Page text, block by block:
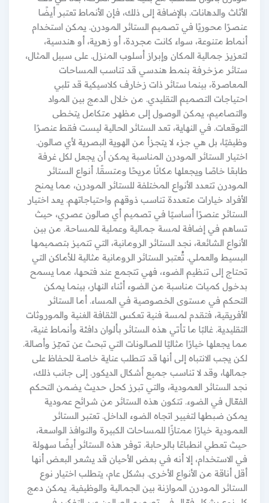
الأثاث والدهانات. بالإضافة إلى ذلك، فإن الأنماط تعتبر أيضًا
عنصرًا محوريًا في تصميم الستائر المودرن. يمكن استخدام
أنماط متنوعة، سواء كانت مجردة، أو زهرية، أو هندسية،
لتعزيز جمالية المكان وإبراز أسلوب المنزل. على سبيل المثال،
ستائر مزخرفة بنمط هندسي قد تناسب المساحات
المعاصرة، بينما ستائر ذات زخارف كلاسيكية قد تلبي
احتياجات التصميم التقليدي. من خلال الدمج بين المواد
والتصاميم، يمكن الوصول إلى مظهر متكامل يتخطى
التوقعات. في النهاية، تعد الستائر الحالية ليست فقط عنصرًا
وظيفيًا، بل هي جزء لا يتجزأ من الهوية البصرية لأي صالون.
اختيار الستائر المودرن المناسبة يمكن أن يجعل لكل غرفة
طابعًا خاصًا ويجعلها مكانًا مريحًا ومتسقًا. أنواع الستائر
المودرن تتعدد الأنواع المختلفة للستائر المودرن، مما يمنح
الأفراد خيارات متعددة تناسب ذوقهم واحتياجاتهم. يعد اختيار
الستائر عنصرًا أساسيًا في تصميم أي صالون عصري، حيث
تساهم في إضافة لمسة جمالية وعملية للمساحة. من بين
الأنواع الشائعة، نجد الستائر الرومانية، التي تتميز بتصميمها
البسيط والعملي. تُعتبر الستائر الرومانية مثالية للأماكن التي
تحتاج إلى تنظيم الضوء، فهي تتجمع عند فتحها، مما يسمح
بدخول كميات مناسبة من الضوء أثناء النهار، بينما يمكن
التحكم في مستوى الخصوصية في المساء. أما الستائر
الأفريقية، فتقدم لمسة فنية تعكس الثقافة الغنية والموروثات
التقليدية. غالبًا ما تأتي هذه الستائر بألوان دافئة وأنماط غنية،
مما يجعلها خيارًا مثاليًا للصالونات التي تبحث عن تميّز وأصالة.
لكن يجب الانتباه إلى أنها قد تتطلب عناية خاصة للحفاظ على
جمالها، وقد لا تناسب جميع أشكال الديكور. إلى جانب ذلك،
نجد الستائر العمودية، والتي تبرز كحل حديث يضمن التحكم
الفعّال في الضوء. تتكون هذه الستائر من شرائح عمودية
يمكن ضبطها لتغيير اتجاه الضوء الداخل. تعتبر الستائر
العمودية خيارًا ممتازًا للمساحات الكبيرة والنوافذ الواسعة،
حيث تعطي انطباعًا بالرحابة. توفر هذه الستائر أيضًا سهولة
في الاستخدام، إلا أنه في بعض الأحيان قد يشعر البعض أنها
أقل أناقة من الأنواع الأخرى. بشكل عام، يتطلب اختيار نوع
الستائر المودرن الموازنة بين الجمالية والوظيفية. يمكن دمج